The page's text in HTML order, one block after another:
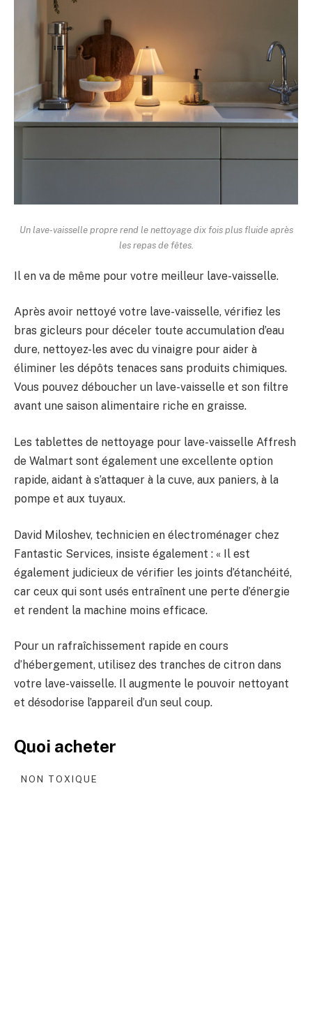
Un lave-vaisselle propre rend le nettoyage dix fois plus fluide après
les repas de fêtes.
Il en va de même pour votre meilleur lave-vaisselle.
Après avoir nettoyé votre lave-vaisselle, vérifiez les
bras gicleurs pour déceler toute accumulation d’eau
dure, nettoyez-les avec du vinaigre pour aider à
éliminer les dépôts tenaces sans produits chimiques.
Vous pouvez déboucher un lave-vaisselle et son filtre
avant une saison alimentaire riche en graisse.
Les tablettes de nettoyage pour lave-vaisselle Affresh
de Walmart sont également une excellente option
rapide, aidant à s’attaquer à la cuve, aux paniers, à la
pompe et aux tuyaux.
David Miloshev, technicien en électroménager chez
Fantastic Services, insiste également : « Il est
également judicieux de vérifier les joints d’étanchéité,
car ceux qui sont usés entraînent une perte d’énergie
et rendent la machine moins efficace.
Pour un rafraîchissement rapide en cours
d’hébergement, utilisez des tranches de citron dans
votre lave-vaisselle. Il augmente le pouvoir nettoyant
et désodorise l’appareil d’un seul coup.
Quoi acheter
NON TOXIQUE